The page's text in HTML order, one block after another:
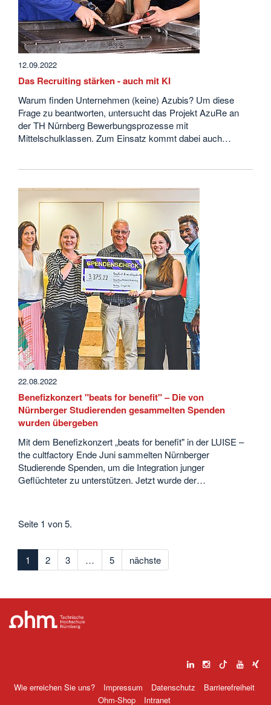
12.09.2022
Das Recruiting stärken - auch mit KI
Warum finden Unternehmen (keine) Azubis? Um diese
Frage zu beantworten, untersucht das Projekt AzuRe an
der TH Nürnberg Bewerbungsprozesse mit
Mittelschulklassen. Zum Einsatz kommt dabei auch…
22.08.2022
Benefizkonzert "beats for benefit" – Die von
Nürnberger Studierenden gesammelten Spenden
wurden übergeben
Mit dem Benefizkonzert „beats for benefit" in der LUISE –
the cultfactory Ende Juni sammelten Nürnberger
Studierende Spenden, um die Integration junger
Geflüchteter zu unterstützen. Jetzt wurde der…
Seite 1 von 5.
1 2 3 … 5 nächste
Wie erreichen Sie uns? Impressum Datenschutz
Barrierefreiheit
Ohm-Shop
Intranet